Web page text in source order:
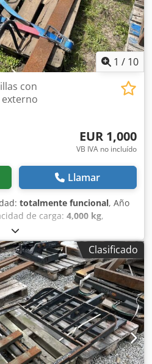
1 / 10
con
EUR 1,000
VB IVA no incluído
Llamar
totalmente funcional, Año
de carga: 4,000 kg,
Clase ISO 3 = 2500 - 4999 kg
totalmente funcional Estado
Año: 2019 Cedpfxezllwvo Ad
4000 kg Ancho: 1550 mm
OS2039
Clasificado